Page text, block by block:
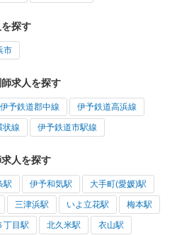
探す
市
求人を探す
伊予鉄道郡中線 伊予鉄道高浜線
状線 伊予鉄道市駅線
人を探す
駅 伊予和気駅 大手町(愛媛)駅
三津浜駅 いよ立花駅 梅本駅
丁目駅 北久米駅 衣山駅